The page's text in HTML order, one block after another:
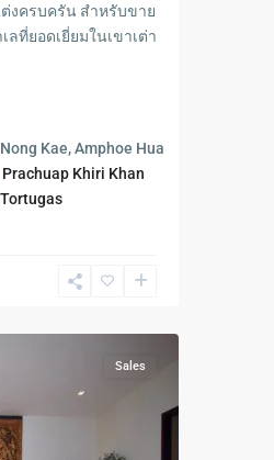
งครบครัน สำหรับขาย
ที่ยอดเยี่ยมในเขาเต่า
Kae, Amphoe Hua
Prachuap Khiri Khan
Sales